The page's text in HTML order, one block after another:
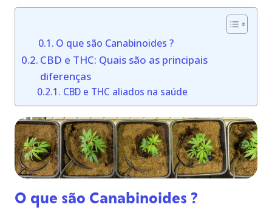
O que são Canabinoides ?
CBD e THC: Quais são as principais
diferenças
CBD e THC aliados na saúde
O que são Canabinoides ?